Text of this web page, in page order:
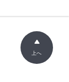
上へ